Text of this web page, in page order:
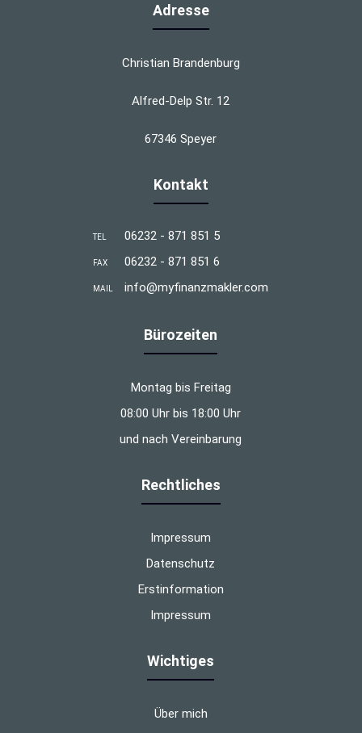
Adresse
Christian Brandenburg
Alfred-Delp Str. 12
67346 Speyer
Kontakt
TEL 06232 - 871 851 5
FAX 06232 - 871 851 6
MAIL info@myfinanzmakler.com
Bürozeiten
Montag bis Freitag
08:00 Uhr bis 18:00 Uhr
und nach Vereinbarung
Rechtliches
Impressum
Datenschutz
Erstinformation
Impressum
Wichtiges
Über mich